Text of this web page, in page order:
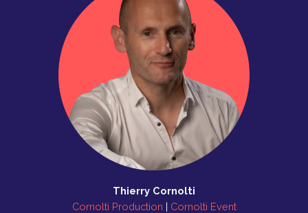
Thierry Cornolti
Cornolti Production | Cornolti Event